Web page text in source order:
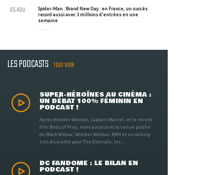
Spider-Man : Brand New Day : en France, un succès
record aussi avec 3 millions d'entrées en une
semaine
05 AOU
LES PODCASTS TOUT VOIR
SUPER-HÉROÏNES AU CINÉMA :
UN DÉBAT 100% FÉMININ EN
PODCAST !
Après Wonder Woman, Captain Marvel, et le récent
film Birds of Prey, mais aussi avec la venue proche
de Black Widow, Wonder Woman 1984 et un casting
très diversifié pour The Eternals, les ...
DC FANDOME : LE BILAN EN
PODCAST !